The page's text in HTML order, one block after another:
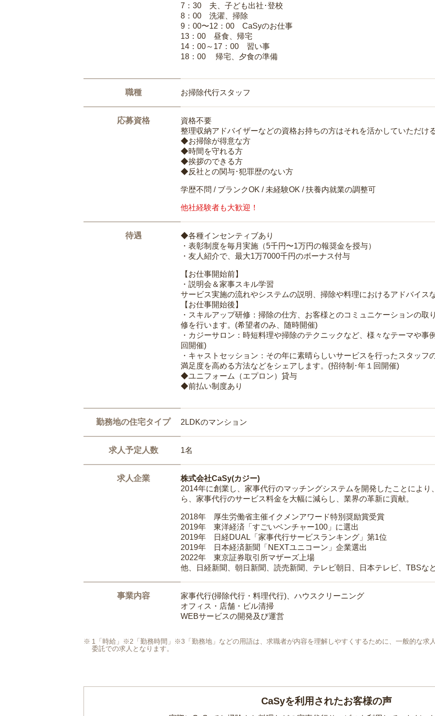
7：30 夫、子ども出社･登校
8：00 洗濯、掃除
9：00〜12：00 CaSyのお仕事
13：00 昼食、帰宅
14：00～17：00 習い事
18：00 帰宅、夕食の準備
職種 お掃除代行スタッフ
応募資格
資格不要
整理収納アドバイザーなどの資格お持ちの方はそれを活かしていただけ
◆お掃除が得意な方
◆時間を守れる方
◆挨拶のできる方
◆反社との関与･犯罪歴のない方
学歴不問 / ブランクOK / 未経験OK / 扶養内就業の調整可
他社経験者も大歓迎！
待遇
◆各種インセンティブあり
・表彰制度を毎月実施（5千円〜1万円の報奨金を授与）
・友人紹介で、最大1万7000千円のボーナス付与
【お仕事開始前】
・説明会＆家事スキル学習
サービス実施の流れやシステムの説明、掃除や料理におけるアドバイス
【お仕事開始後】
・スキルアップ研修：掃除の仕方、お客様とのコミュニケーションの
修を行います。(希望者のみ、随時開催)
・カジーサロン：時短料理や掃除のテクニックなど、様々なテーマや事
回開催)
・キャストセッション：その年に素晴らしいサービスを行ったスタッ
満足度を高める方法などをシェアします。(招待制･年１回開催)
◆ユニフォーム（エプロン）貸与
◆前払い制度あり
勤務地の住宅タイプ 2LDKのマンション
求人予定人数 1名
求人企業
株式会社CaSy(カジー)
2014年に創業し、家事代行のマッチングシステムを開発したことによ
ら、家事代行のサービス料金を大幅に減らし、業界の革新に貢献。
2018年 厚生労働省主催イクメンアワード特別奨励賞受賞
2019年 東洋経済「すごいベンチャー100」に選出
2019年 日経DUAL「家事代行サービスランキング」第1位
2019年 日本経済新聞「NEXTユニコーン」企業選出
2022年 東京証券取引所マザーズ上場
他、日経新聞、朝日新聞、読売新聞、テレビ朝日、日本テレビ、TBSな
事業内容
家事代行(掃除代行・料理代行)、ハウスクリーニング
オフィス・店舗・ビル清掃
WEBサービスの開発及び運営
1「時給」※2「勤務時間」※3「勤務地」などの用語は、求職者が内容を理解しやすくするために、一般的な求
委託での求人となります。
CaSyを利用されたお客様の声